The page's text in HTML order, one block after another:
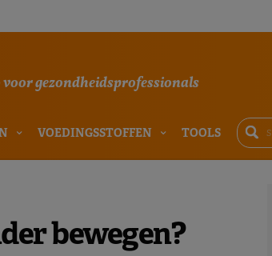
gezondheidsprofessionals
VOEDINGSSTOFFEN TOOLS
bewegen?